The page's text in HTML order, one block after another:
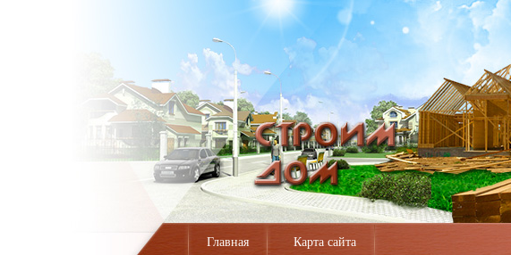
Главная Карта сайта